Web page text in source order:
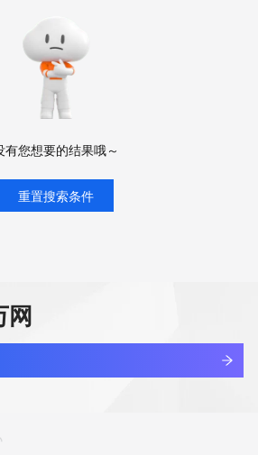
有您想要的结果哦～
重置搜索条件
网